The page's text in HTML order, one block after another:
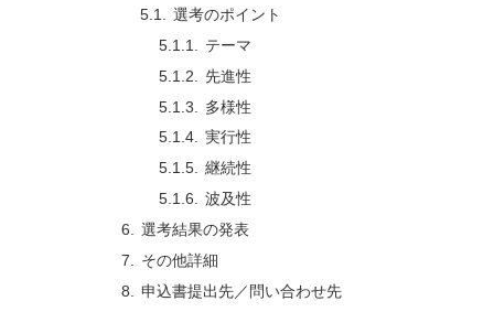
選考のポイント
テーマ
先進性
多様性
実行性
継続性
波及性
選考結果の発表
その他詳細
申込書提出先／問い合わせ先